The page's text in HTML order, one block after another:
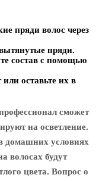
пряди волос через
пряди.
состав с помощью
оставьте их в
сможет
на осветление.
домашних условиях
волосах будут
цвета. Вопрос о